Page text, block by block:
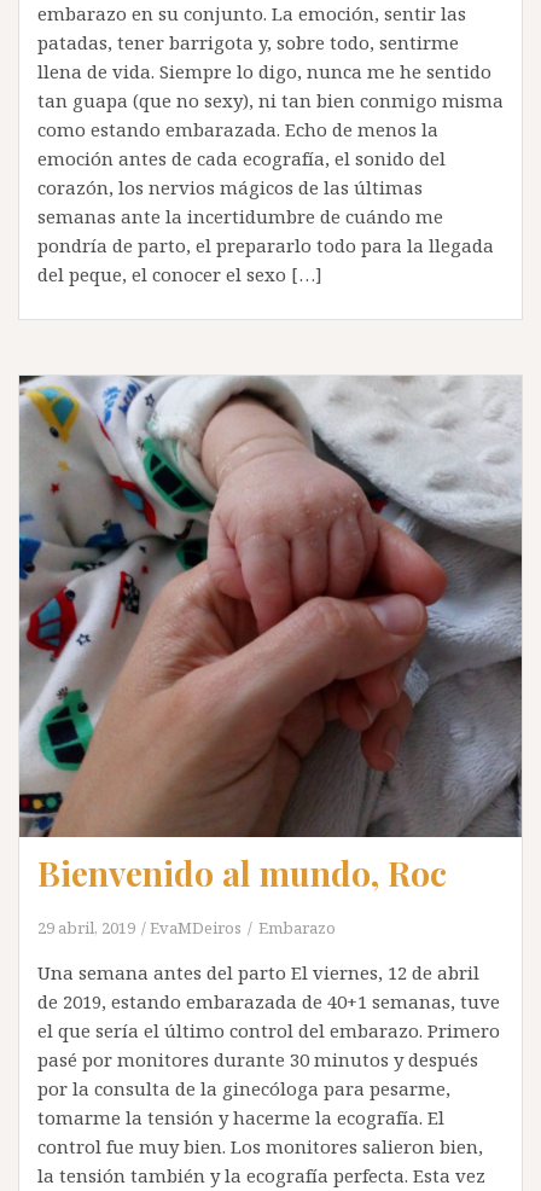
embarazo en su conjunto. La emoción, sentir las
patadas, tener barrigota y, sobre todo, sentirme
llena de vida. Siempre lo digo, nunca me he sentido
tan guapa (que no sexy), ni tan bien conmigo misma
como estando embarazada. Echo de menos la
emoción antes de cada ecografía, el sonido del
corazón, los nervios mágicos de las últimas
semanas ante la incertidumbre de cuándo me
pondría de parto, el prepararlo todo para la llegada
del peque, el conocer el sexo […]
Bienvenido al mundo, Roc
29 abril, 2019 EvaMDeiros Embarazo
Una semana antes del parto El viernes, 12 de abril
de 2019, estando embarazada de 40+1 semanas, tuve
el que sería el último control del embarazo. Primero
pasé por monitores durante 30 minutos y después
por la consulta de la ginecóloga para pesarme,
tomarme la tensión y hacerme la ecografía. El
control fue muy bien. Los monitores salieron bien,
la tensión también y la ecografía perfecta. Esta vez